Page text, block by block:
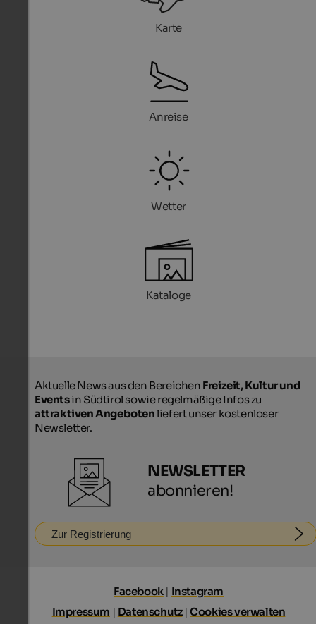
Karte
Anreise
Wetter
Kataloge
Aktuelle News aus den Bereichen Freizeit, Kultur und
Eventsin Südtirol sowie regelmäßige Infos zu
attraktiven Angebotenliefert unser kostenloser
Newsletter.
NEWSLETTER
abonnieren!
Zur Registrierung
Facebook | Instagram
Impressum | Datenschutz|Cookies verwalten